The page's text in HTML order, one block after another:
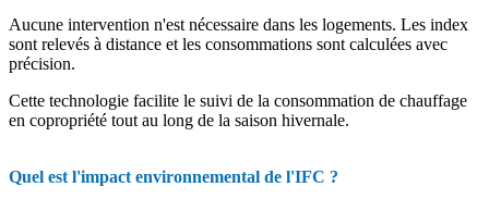
Aucune intervention n'est nécessaire dans les logements. Les index
sont relevés à distance et les consommations sont calculées avec
précision.
Cette technologie facilite le suivi de la consommation de chauffage
en copropriété tout au long de la saison hivernale.
Quel est l'impact environnemental de l'IFC ?